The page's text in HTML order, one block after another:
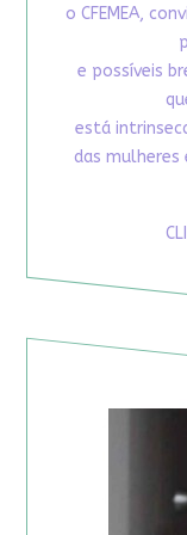
o CFEMEA,
e possíveis
está
das